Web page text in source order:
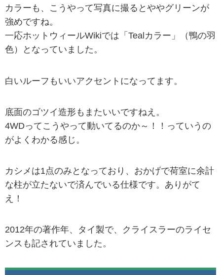
カラーも、こうやって写真に撮るとややグリーンが
強めですね。
一応ホットウィールWikiでは「Tealカラー」（鴨の羽
色）となっていました。
白いルーフもいいアクセントになってます。
底面のゴツイ造形もまたいいですねえ。
4WDってこうやって動いてるのか～！！っていうの
がよくわかる感じ。
カシメは1点のみとなっており、おかげで荷室に余計
な柱が立たないで済んでいる仕様です。ありがて
え！
2012年の著作年、タイ製で、クライスラーのライセ
ンスも記されていました。